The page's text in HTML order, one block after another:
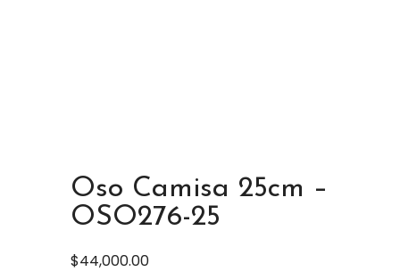
Oso Camisa 25cm –
OSO276-25
$44,000.00